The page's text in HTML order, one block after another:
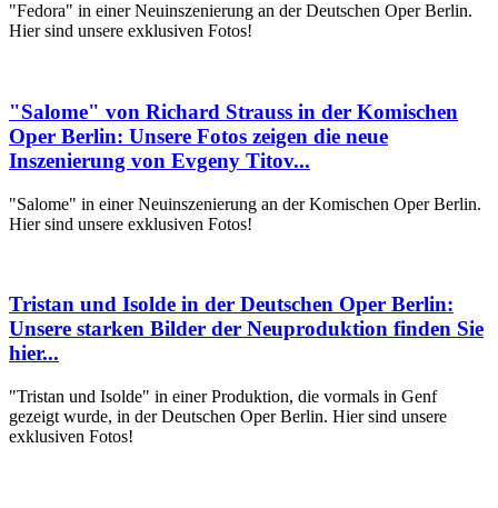
"Fedora" in einer Neuinszenierung an der Deutschen Oper Berlin.
Hier sind unsere exklusiven Fotos!
"Salome" von Richard Strauss in der Komischen
Oper Berlin: Unsere Fotos zeigen die neue
Inszenierung von Evgeny Titov...
"Salome" in einer Neuinszenierung an der Komischen Oper Berlin.
Hier sind unsere exklusiven Fotos!
Tristan und Isolde in der Deutschen Oper Berlin:
Unsere starken Bilder der Neuproduktion finden Sie
hier...
"Tristan und Isolde" in einer Produktion, die vormals in Genf
gezeigt wurde, in der Deutschen Oper Berlin. Hier sind unsere
exklusiven Fotos!